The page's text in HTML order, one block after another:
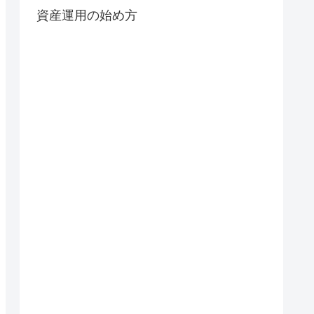
資産運用の始め方